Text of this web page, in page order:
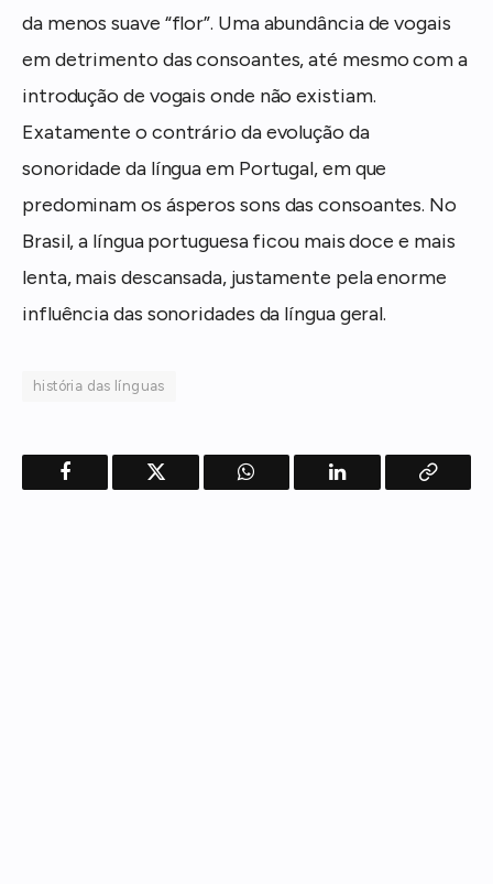
da menos suave “flor”. Uma abundância de vogais
em detrimento das consoantes, até mesmo com a
introdução de vogais onde não existiam.
Exatamente o contrário da evolução da
sonoridade da língua em Portugal, em que
predominam os ásperos sons das consoantes. No
Brasil, a língua portuguesa ficou mais doce e mais
lenta, mais descansada, justamente pela enorme
influência das sonoridades da língua geral.
história das línguas
Facebook Twitter WhatsApp LinkedIn
Copy